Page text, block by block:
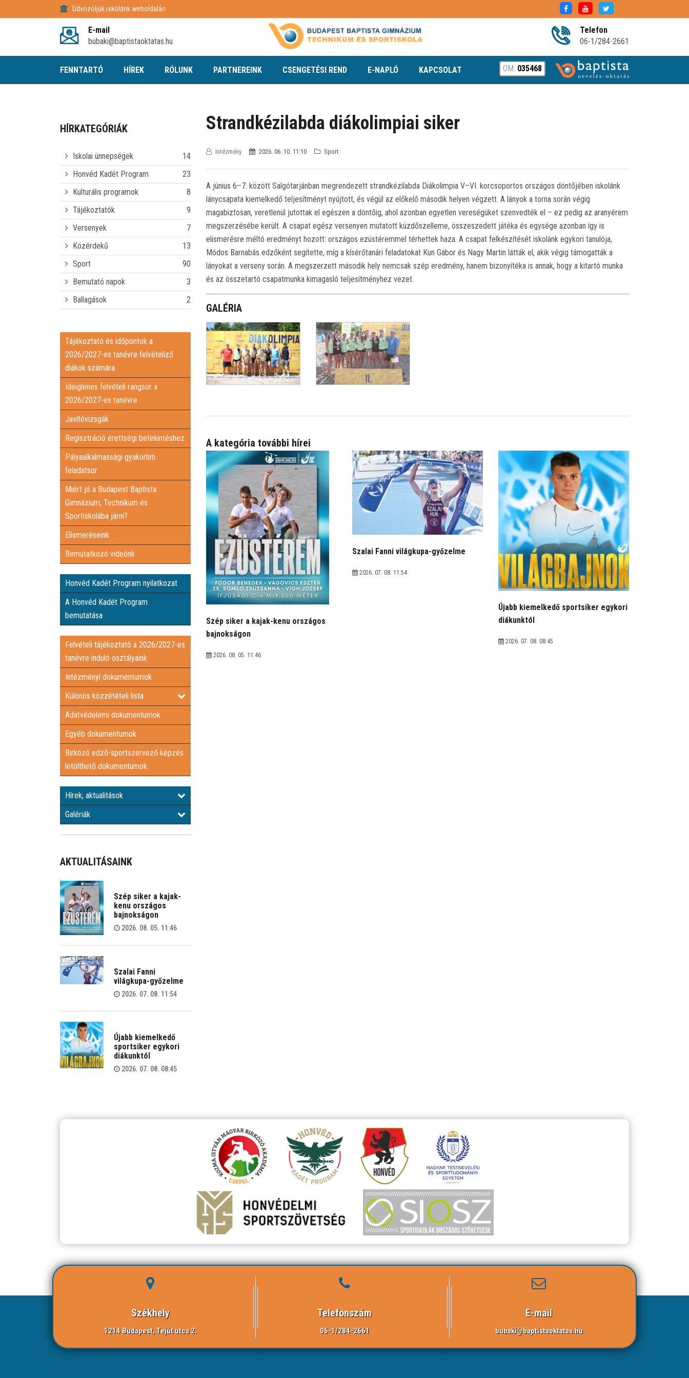
Üdvözöljük iskolánk weboldalán
E-mail
bubaki@baptistaoktatas.hu
Telefon
06-1/284-2661
FENNTARTÓ HÍREK RÓLUNK PARTNEREINK CSENGETÉSI REND E-NAPLÓ KAPCSOLAT OM: 035468
HÍRKATEGÓRIÁK
Iskolai ünnepségek
14
Honvéd Kadét Program
23
Kulturális programok
8
Tájékoztatók
9
Versenyek
7
Közérdekű
13
Sport
90
Bemutató napok
3
Ballagások
2
Tájékoztató és időpontok a
2026/2027-es tanévre felvételiző
diákok számára
Ideiglenes felvételi rangsor a
2026/2027-es tanévre
Javítóvizsgák
Regisztráció érettségi betekintéshez
Pályaalkalmassági gyakorlati
feladatsor
Miért jó a Budapest Baptista
Gimnázium, Technikum és
Sportiskolába járni?
Elismeréseink
Bemutatkozó videónk
Honvéd Kadét Program nyilatkozat
A Honvéd Kadét Program
bemutatása
Felvételi tájékoztató a 2026/2027-es
tanévre induló osztályaink
Intézményi dokumentumok
Különös közzétételi lista
Adatvédelemi dokumentumok
Egyéb dokumentumok
Birkózó edző-sportszervező képzés
letölthető dokumentumok
Hírek, aktualitások
Galériák
AKTUALITÁSAINK
Szép siker a kajak-
kenu országos
bajnokságon
2026. 08. 05. 11:46
Szalai Fanni
világkupa-győzelme
2026. 07. 08. 11:54
Újabb kiemelkedő
sportsiker egykori
diákunktól
2026. 07. 08. 08:45
Strandkézilabda diákolimpiai siker
Intézmény 2026. 06. 10. 11:10 Sport
A június 6–7. között Salgótarjánban megrendezett strandkézilabda Diákolimpia V–VI. korcsoportos országos döntőjében iskolánk
lánycsapata kiemelkedő teljesítményt nyújtott, és végül az előkelő második helyen végzett. A lányok a torna során végig
magabiztosan, veretlenül jutottak el egészen a döntőig, ahol azonban egyetlen vereségüket szenvedték el – ez pedig az aranyérem
megszerzésébe került. A csapat egész versenyen mutatott küzdőszelleme, összeszedett játéka és egysége azonban így is
elismerésre méltó eredményt hozott: országos ezüstéremmel térhettek haza. A csapat felkészítését iskolánk egykori tanulója,
Módos Barnabás edzőként segítette, míg a kísérőtanári feladatokat Kun Gábor és Nagy Martin látták el, akik végig támogatták a
lányokat a verseny során. A megszerzett második hely nemcsak szép eredmény, hanem bizonyítéka is annak, hogy a kitartó munka
és az összetartó csapatmunka kimagasló teljesítményhez vezet.
GALÉRIA
A kategória további hírei
Szép siker a kajak-kenu országos
bajnokságon
2026. 08. 05. 11:46
Szalai Fanni világkupa-győzelme
2026. 07. 08. 11:54
Újabb kiemelkedő sportsiker egykori
diákunktól
2026. 07. 08. 08:45
Székhely
1214 Budapest, Tejút utca 2.
Telefonszám
06-1/284-2661
E-mail
bubaki@baptistaoktatas.hu